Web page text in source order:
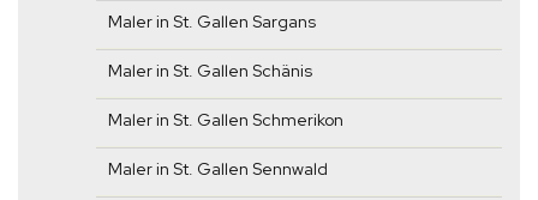
Maler in St. Gallen Sargans
Maler in St. Gallen Schänis
Maler in St. Gallen Schmerikon
Maler in St. Gallen Sennwald